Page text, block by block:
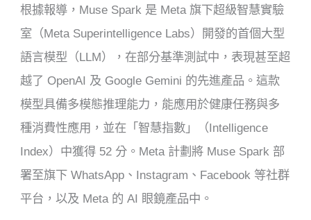
根據報導，Muse Spark 是 Meta 旗下超級智慧實驗
室（Meta Superintelligence Labs）開發的首個大型
語言模型（LLM），在部分基準測試中，表現甚至超
越了 OpenAI 及 Google Gemini 的先進產品。這款
模型具備多模態推理能力，能應用於健康任務與多
種消費性應用，並在「智慧指數」（Intelligence
Index）中獲得 52 分。Meta 計劃將 Muse Spark 部
署至旗下 WhatsApp、Instagram、Facebook 等社群
平台，以及 Meta 的 AI 眼鏡產品中。